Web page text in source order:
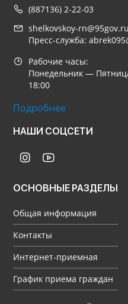
(887136) 2-22-03
shelkovskoy-rn@95gov.ru
Пресс-служба:
Рабочие часы:
Понедельник —
18:00
Подробнее
НАШИ СОЦСЕТИ
ОСНОВНЫЕ РАЗДЕЛЫ
Общая информация
Контакты
Интернет-приемная
График приема граждан